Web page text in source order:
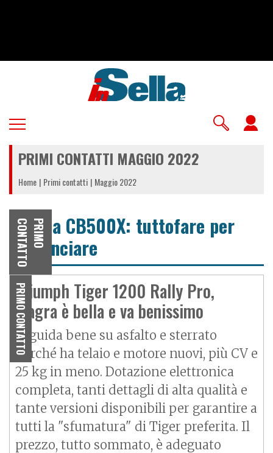
PRIMI CONTATTI MAGGIO 2022
Home Primi contatti Maggio 2022
P
R
I
M
O
C
O
N
T
A
T
T
O
Honda CB500X: tuttofare per
cominciare
PRIMO CONTATTO
Triumph Tiger 1200 Rally Pro,
magra è bella e va benissimo
Si guida bene su asfalto e sterrato
perché ha telaio e motore nuovi, più CV e
25 kg in meno. Dotazione elettronica
completa, tanti dettagli di alta qualità e
tante versioni disponibili per garantire a
tutti la "sfumatura" di Tiger preferita. Il
prezzo, tutto sommato, è adeguato